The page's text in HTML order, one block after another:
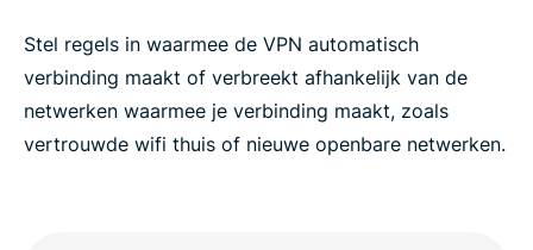
Stel regels in waarmee de VPN automatisch
verbinding maakt of verbreekt afhankelijk van de
netwerken waarmee je verbinding maakt, zoals
vertrouwde wifi thuis of nieuwe openbare netwerken.